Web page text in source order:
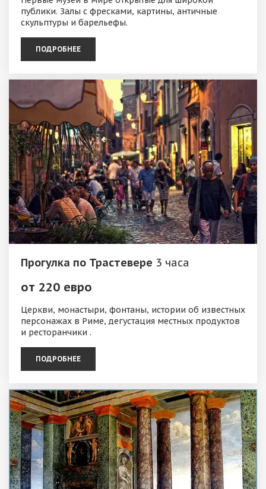
публики. Залы с фресками, картины, античные
скульптуры и барельефы.
ПОДРОБНЕЕ
Прогулка по Трастевере 3 часа
от 220 евро
Церкви, монастыри, фонтаны, истории об известных
персонажах в Риме, дегустация местных продуктов
и ресторанчики .
ПОДРОБНЕЕ